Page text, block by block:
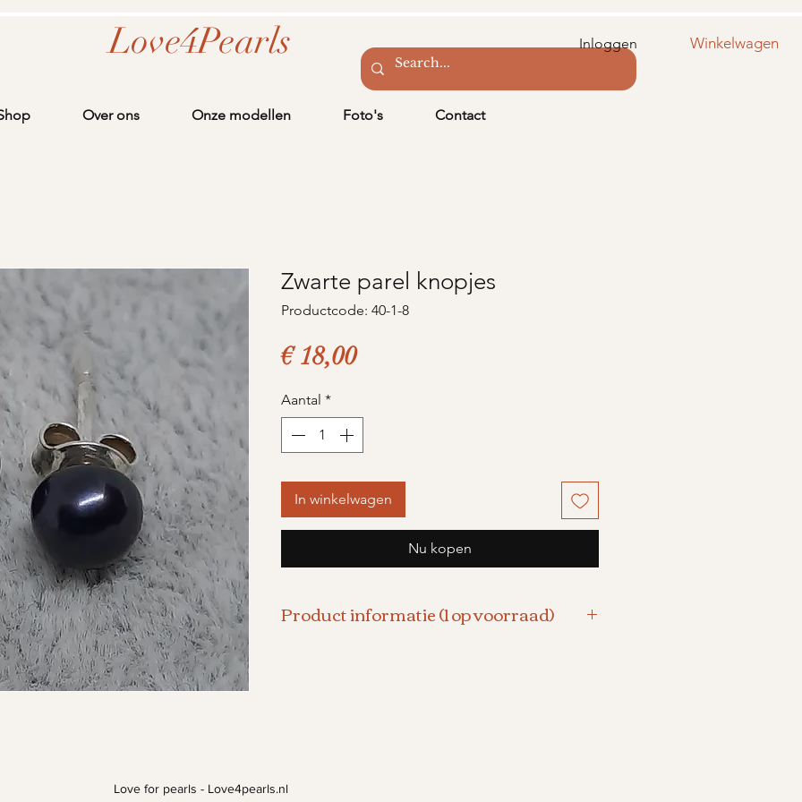
Winkelwagen
Inloggen
Love4Pearls
Over ons Onze modellen Foto's Contact
Zwarte parel knopjes
Productcode: 40-1-8
€ 18,00Prijs
Aantal *
In winkelwagen
Nu kopen
Product informatie (1 op voorraad)
Love for pearls - Love4pearls.nl